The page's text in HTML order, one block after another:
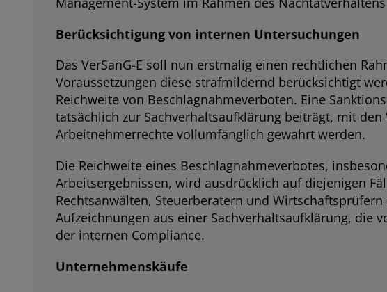
Berücksichtigung von internen Untersuchungen
Das VerSanG-E soll nun erstmalig einen rechtlichen
Voraussetzungen diese strafmildernd berücksichtigt
Reichweite von Beschlagnahmeverboten. Eine
tatsächlich zur Sachverhaltsaufklärung beiträgt, mit
Arbeitnehmerrechte vollumfänglich gewahrt werden.
Die Reichweite eines Beschlagnahmeverbotes,
Arbeitsergebnissen, wird ausdrücklich auf diejenigen
Rechtsanwälten, Steuerberatern und
Aufzeichnungen aus einer Sachverhaltsaufklärung, die
der internen Compliance.
Unternehmenskäufe